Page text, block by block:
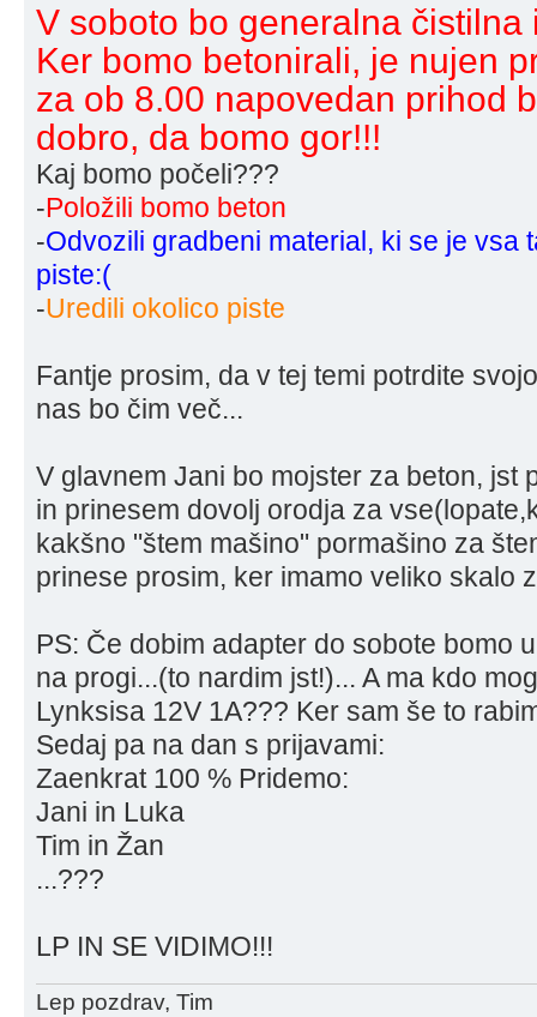
V soboto bo generalna čistilna
Ker bomo betonirali, je nujen
za ob 8.00 napovedan prihod
dobro, da bomo gor!!!
Kaj bomo počeli???
-Položili bomo beton
-Odvozili gradbeni material, ki se je vsa
piste:(
-Uredili okolico piste
Fantje prosim, da v tej temi potrdite
nas bo čim več...
V glavnem Jani bo mojster za beton, jst
in prinesem dovolj orodja za
kakšno "štem mašino" pormašino za
prinese prosim, ker imamo veliko skalo
PS: Če dobim adapter do sobote bomo
na progi...(to nardim jst!)... A ma kdo
Lynksisa 12V 1A??? Ker sam še to
Sedaj pa na dan s prijavami:
Zaenkrat 100 % Pridemo:
Jani in Luka
Tim in Žan
...???
LP IN SE VIDIMO!!!
Lep pozdrav, Tim